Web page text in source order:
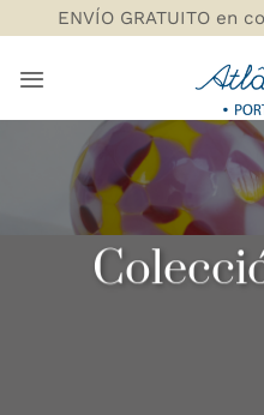
al
contenido
ENVÍO GRATUITO en